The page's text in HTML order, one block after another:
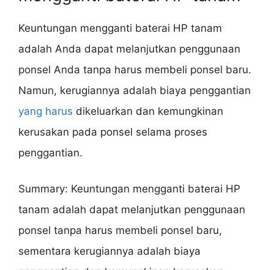
Keuntungan mengganti baterai HP tanam
adalah Anda dapat melanjutkan penggunaan
ponsel Anda tanpa harus membeli ponsel baru.
Namun, kerugiannya adalah biaya penggantian
yang harus dikeluarkan dan kemungkinan
kerusakan pada ponsel selama proses
penggantian.
Summary: Keuntungan mengganti baterai HP
tanam adalah dapat melanjutkan penggunaan
ponsel tanpa harus membeli ponsel baru,
sementara kerugiannya adalah biaya